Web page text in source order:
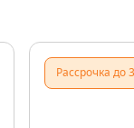
Рассрочка до